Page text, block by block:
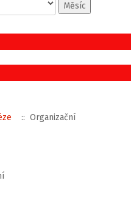
Měsíc
:: Organizační